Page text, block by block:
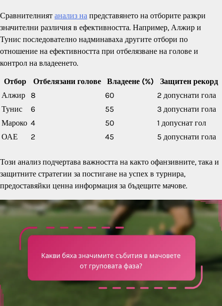
Сравнителният анализ на представянето на отборите разкри
значителни различия в ефективността. Например, Алжир и
Тунис последователно надминаваха другите отбори по
отношение на ефективността при отбелязване на голове и
контрол на владеенето.
Отбор
Отбелязани голове Владеене (%)
Защитен рекорд
Алжир
8 60
2 допуснати гола
Тунис
6 55
3 допуснати гола
Мароко 4 50
1 допуснат гол
ОАЕ
2 45 5 допуснати гола
Този анализ подчертава важността на както офанзивните, така и
защитните стратегии за постигане на успех в турнира,
предоставяйки ценна информация за бъдещите мачове.